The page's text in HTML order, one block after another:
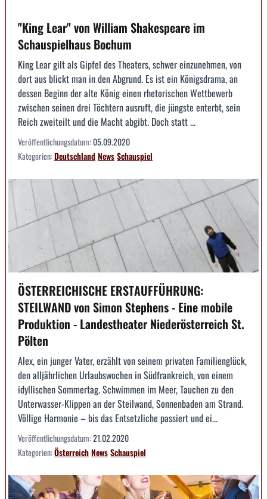
"King Lear" von William Shakespeare im
Schauspielhaus Bochum
King Lear gilt als Gipfel des Theaters, schwer einzunehmen, von
dort aus blickt man in den Abgrund. Es ist ein Königsdrama, an
dessen Beginn der alte König einen rhetorischen Wettbewerb
zwischen seinen drei Töchtern ausruft, die jüngste enterbt, sein
Reich zweiteilt und die Macht abgibt. Doch statt ...
Veröffentlichungsdatum:05.09.2020
Kategorien:DeutschlandNewsSchauspiel
ÖSTERREICHISCHE ERSTAUFFÜHRUNG:
STEILWAND von Simon Stephens - Eine mobile
Produktion - Landestheater Niederösterreich St.
Pölten
Alex, ein junger Vater, erzählt von seinem privaten Familienglück,
den alljährlichen Urlaubswochen in Südfrankreich, von einem
idyllischen Sommertag. Schwimmen im Meer, Tauchen zu den
Unterwasser-Klippen an der Steilwand, Sonnenbaden am Strand.
Völlige Harmonie – bis das Entsetzliche passiert und ei...
Veröffentlichungsdatum:21.02.2020
Kategorien:ÖsterreichNewsSchauspiel